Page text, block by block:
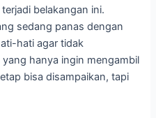
belakangan ini.
sedang panas dengan
hati agar tidak
hanya ingin mengambil
bisa disampaikan, tapi